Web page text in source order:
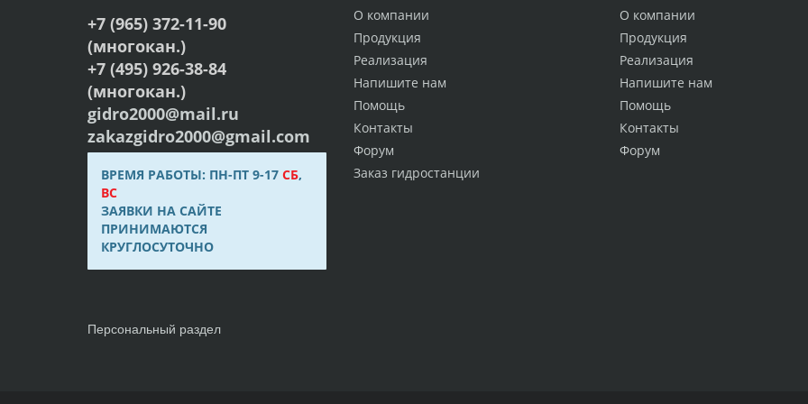
О компании
Продукция
Реализация
Напишите нам
Помощь
Контакты
Форум
О компании
Продукция
Реализация
Напишите нам
Помощь
Контакты
Форум
Заказ гидростанции
+7 (965) 372-11-90
(многокан.)
+7 (495) 926-38-84
(многокан.)
gidro2000@mail.ru
zakazgidro2000@gmail.com
ВРЕМЯ РАБОТЫ: ПН-ПТ 9-17СБ,
ВС
ЗАЯВКИ НА САЙТЕ
ПРИНИМАЮТСЯ
КРУГЛОСУТОЧНО
Персональный раздел